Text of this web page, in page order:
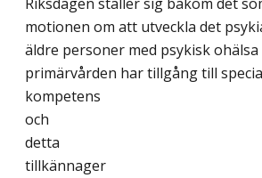
motionen om att utveckla det
äldre personer med psykisk
primärvården har tillgång till
kompetens
och
detta
tillkännager